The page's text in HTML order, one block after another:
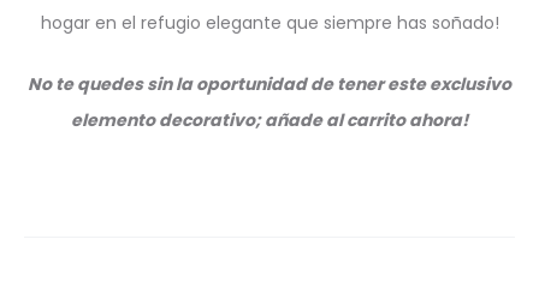
hogar en el refugio elegante que siempre has soñado!
No te quedes sin la oportunidad de tener este exclusivo
elemento decorativo; añade al carrito ahora!